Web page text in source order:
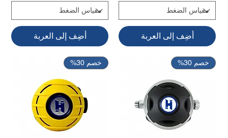
أضِف إلى العربة أضِف إلى العربة
خصم 30% خصم 30%